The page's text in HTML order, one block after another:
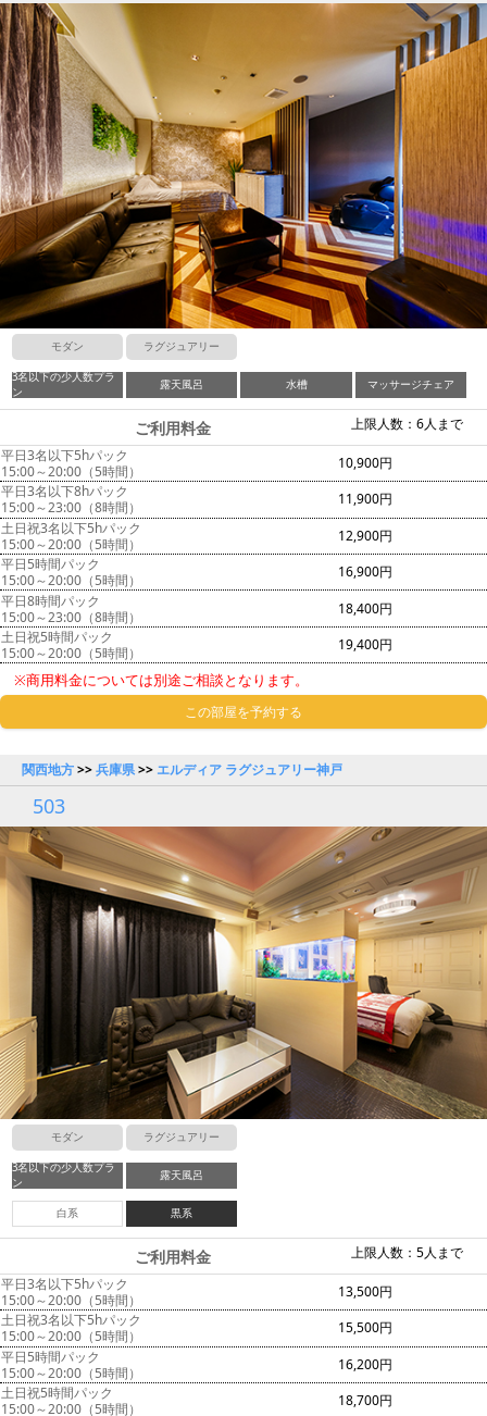
モダン ラグジュアリー
3名以下の少人数プラ
ン
露天風呂 水槽 マッサージチェア
上限人数：6人まで
ご利用料金
平日3名以下5hパック
15:00～20:00（5時間）
10,900円
平日3名以下8hパック
15:00～23:00（8時間）
11,900円
土日祝3名以下5hパック
15:00～20:00（5時間）
12,900円
平日5時間パック
15:00～20:00（5時間）
16,900円
平日8時間パック
15:00～23:00（8時間）
18,400円
土日祝5時間パック
15:00～20:00（5時間）
19,400円
※商用料金については別途ご相談となります。
この部屋を予約する
関西地方>>兵庫県>> エルディア ラグジュアリー神戸
503
モダン ラグジュアリー
3名以下の少人数プラ
ン
露天風呂
白系 黒系
上限人数：5人まで
ご利用料金
平日3名以下5hパック
15:00～20:00（5時間）
13,500円
土日祝3名以下5hパック
15:00～20:00（5時間）
15,500円
平日5時間パック
15:00～20:00（5時間）
16,200円
土日祝5時間パック
15:00～20:00（5時間）
18,700円